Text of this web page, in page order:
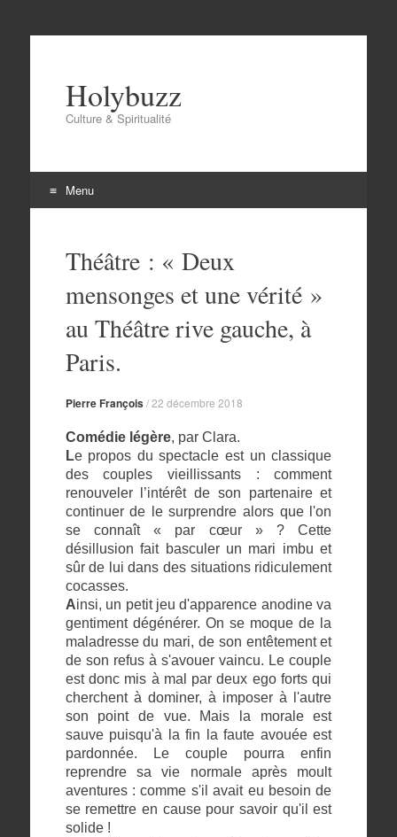
Holybuzz
Culture & Spiritualité
Menu
contenuThéâtre : « Deux
mensonges et une vérité »
au Théâtre rive gauche, à
Paris.
Pierre François/22 décembre 2018
Comédie légère, par Clara.
Le propos du spectacle est un classique
des couples vieillissants : comment
renouveler l’intérêt de son partenaire et
continuer de le surprendre alors que l'on
se connaît « par cœur » ? Cette
désillusion fait basculer un mari imbu et
sûr de lui dans des situations ridiculement
cocasses.
Ainsi, un petit jeu d'apparence anodine va
gentiment dégénérer. On se moque de la
maladresse du mari, de son entêtement et
de son refus à s'avouer vaincu. Le couple
est donc mis à mal par deux ego forts qui
cherchent à dominer, à imposer à l'autre
son point de vue. Mais la morale est
sauve puisqu'à la fin la faute avouée est
pardonnée. Le couple pourra enfin
reprendre sa vie normale après moult
aventures : comme s'il avait eu besoin de
se remettre en cause pour savoir qu'il est
solide !